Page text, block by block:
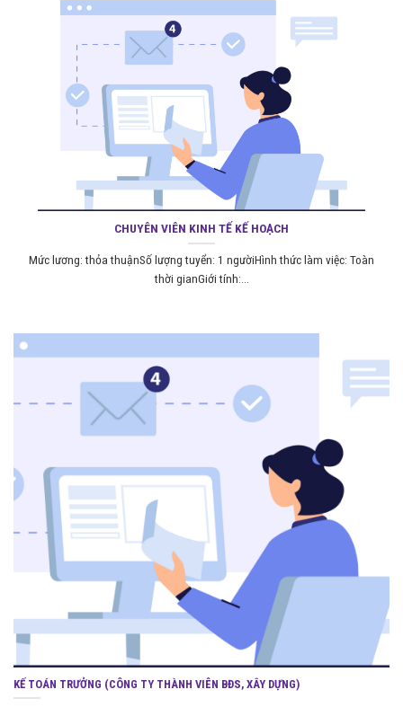
CHUYÊN VIÊN KINH TẾ KẾ HOẠCH
Mức lương: thỏa thuậnSố lượng tuyển: 1 ngườiHình thức làm việc: Toàn
thời gianGiới tính:...
KẾ TOÁN TRƯỞNG (CÔNG TY THÀNH VIÊN BĐS, XÂY DỰNG)